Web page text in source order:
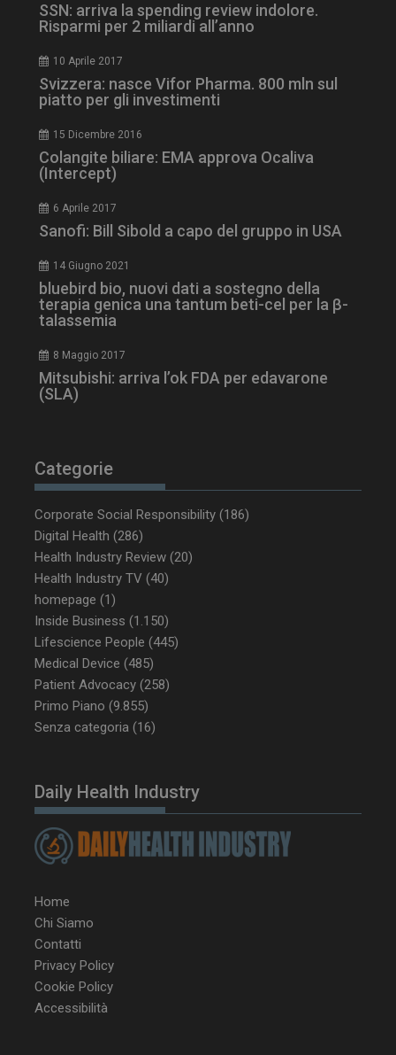
SSN: arriva la spending review indolore.
Risparmi per 2 miliardi all’anno
10 Aprile 2017
Svizzera: nasce Vifor Pharma. 800 mln sul
piatto per gli investimenti
15 Dicembre 2016
Colangite biliare: EMA approva Ocaliva
(Intercept)
6 Aprile 2017
Sanofi: Bill Sibold a capo del gruppo in USA
14 Giugno 2021
bluebird bio, nuovi dati a sostegno della
terapia genica una tantum beti-cel per la β-
talassemia
8 Maggio 2017
Mitsubishi: arriva l’ok FDA per edavarone
(SLA)
Categorie
Corporate Social Responsibility (186)
Digital Health (286)
Health Industry Review (20)
Health Industry TV (40)
homepage (1)
Inside Business (1.150)
Lifescience People (445)
Medical Device (485)
Patient Advocacy (258)
Primo Piano (9.855)
Senza categoria (16)
Daily Health Industry
Home
Chi Siamo
Contatti
Privacy Policy
Cookie Policy
Accessibilità
tracking-sites-
ironfish-session-id
www.dailyhealthindustry.it
_ga_Z2VT792F98
tracking-sites-
ironfish-tracking-
enable
CookieScriptConsent
NOME
__Secure-ROLLOUT_TOKEN